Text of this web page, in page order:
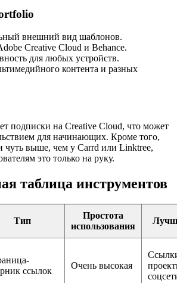
внешний вид шаблонов.
Creative Cloud и Behance.
для любых устройств.
контента и разных
подписки на Creative Cloud, что может
для начинающих. Кроме того,
чуть выше, чем у Carrd или Linktree,
это только на руку.
таблица инструментов
Тип
Простота
использования
ссылок
Очень высокая